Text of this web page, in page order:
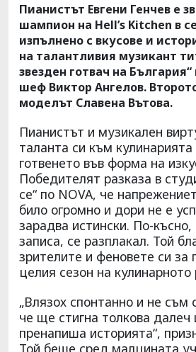
Пианистът Евгени Генчев е
шампион на Hell’s Kitchen в
изпълнено с вкусове и
на талантливия музикант
звезден готвач на
шеф Виктор Ангелов.
моделът Славена Вътова.
Пианистът и музикален
таланта си към
готвенето във форма на
Победителят разказа в
се“ по NOVA, че
било огромно и дори не е
зарадва истински. По-късно,
записа, се разплакал. Той
зрителите и феновете си за
целия сезон на кулинарното
„Влязох спонтанно и не съм
че ще стигна толкова
пренапиша историята“,
Той беше сред малцината